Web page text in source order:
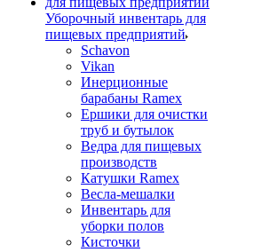
Уборочный инвентарь для
пищевых предприятий
Schavon
Vikan
Инерционные
барабаны Ramex
Ершики для очистки
труб и бутылок
Ведра для пищевых
производств
Катушки Ramex
Весла-мешалки
Инвентарь для
уборки полов
Кисточки